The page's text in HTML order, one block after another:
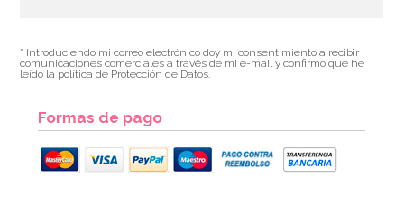
* Introduciendo mi correo electrónico doy mi consentimiento a recibir
comunicaciones comerciales a través de mi e-mail y confirmo que he
leído la política de Protección de Datos.
Formas de pago